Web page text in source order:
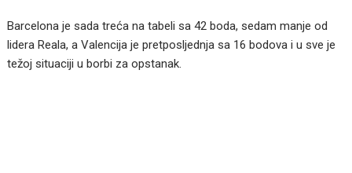
Barcelona je sada treća na tabeli sa 42 boda, sedam manje od
lidera Reala, a Valencija je pretposljednja sa 16 bodova i u sve je
težoj situaciji u borbi za opstanak.